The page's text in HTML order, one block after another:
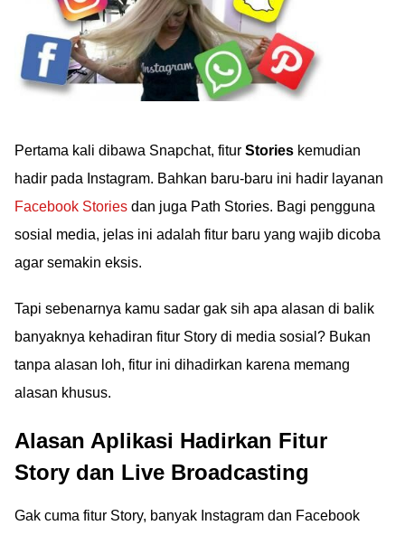
Pertama kali dibawa Snapchat, fitur Stories kemudian
hadir pada Instagram. Bahkan baru-baru ini hadir layanan
Facebook Stories dan juga Path Stories. Bagi pengguna
sosial media, jelas ini adalah fitur baru yang wajib dicoba
agar semakin eksis.
Tapi sebenarnya kamu sadar gak sih apa alasan di balik
banyaknya kehadiran fitur Story di media sosial? Bukan
tanpa alasan loh, fitur ini dihadirkan karena memang
alasan khusus.
Alasan Aplikasi Hadirkan Fitur
Story dan Live Broadcasting
Gak cuma fitur Story, banyak Instagram dan Facebook